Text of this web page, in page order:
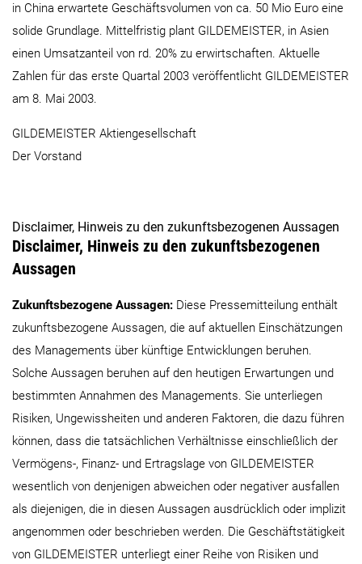
in China erwartete Geschäftsvolumen von ca. 50 Mio Euro eine
solide Grundlage. Mittelfristig plant GILDEMEISTER, in Asien
einen Umsatzanteil von rd. 20% zu erwirtschaften. Aktuelle
Zahlen für das erste Quartal 2003 veröffentlicht GILDEMEISTER
am 8. Mai 2003.
GILDEMEISTER Aktiengesellschaft
Der Vorstand
Disclaimer, Hinweis zu den zukunftsbezogenen Aussagen
Disclaimer, Hinweis zu den zukunftsbezogenen
Aussagen
Zukunftsbezogene Aussagen: Diese Pressemitteilung enthält
zukunftsbezogene Aussagen, die auf aktuellen Einschätzungen
des Managements über künftige Entwicklungen beruhen.
Solche Aussagen beruhen auf den heutigen Erwartungen und
bestimmten Annahmen des Managements. Sie unterliegen
Risiken, Ungewissheiten und anderen Faktoren, die dazu führen
können, dass die tatsächlichen Verhältnisse einschließlich der
Vermögens-, Finanz- und Ertragslage von GILDEMEISTER
wesentlich von denjenigen abweichen oder negativer ausfallen
als diejenigen, die in diesen Aussagen ausdrücklich oder implizit
angenommen oder beschrieben werden. Die Geschäftstätigkeit
von GILDEMEISTER unterliegt einer Reihe von Risiken und